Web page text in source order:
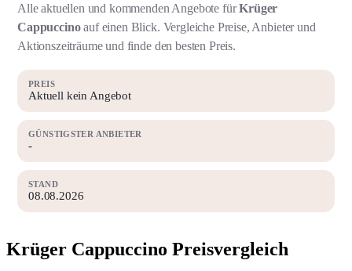
Alle aktuellen und kommenden Angebote fürKrüger
Cappuccinoauf einen Blick. Vergleiche Preise, Anbieter und
Aktionszeiträume und finde den besten Preis.
PREIS
Aktuell kein Angebot
GÜNSTIGSTER ANBIETER
-
STAND
08.08.2026
Krüger Cappuccino Preisvergleich